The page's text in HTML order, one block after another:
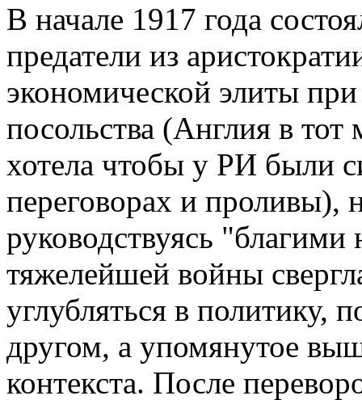
В начале 1917 года
предатели из
экономической элиты
посольства (Англия в
хотела чтобы у РИ были
переговорах и проливы),
руководствуясь
тяжелейшей войны
углубляться в политику,
другом, а упомянутое
контекста. После